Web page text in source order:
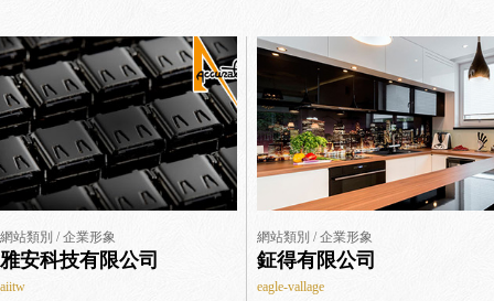
網站類別 / 企業形象
雅安科技有限公司
aiitw
網站類別 / 企業形象
鉦得有限公司
eagle-vallage